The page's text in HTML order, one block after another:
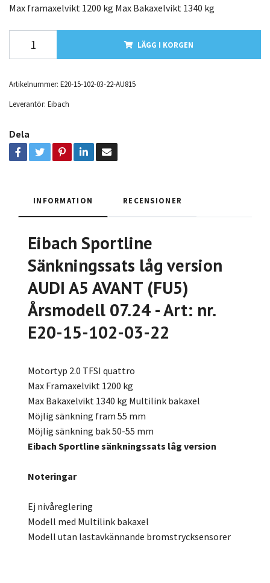
Max framaxelvikt 1200 kg Max Bakaxelvikt 1340 kg
LÄGG I KORGEN
Artikelnummer: E20-15-102-03-22-AU815
Leverantör: Eibach
Dela
INFORMATION RECENSIONER
Eibach Sportline
Sänkningssats låg version
AUDI A5 AVANT (FU5)
Årsmodell 07.24 - Art: nr.
E20-15-102-03-22
Motortyp 2.0 TFSI quattro
Max Framaxelvikt 1200 kg
Max Bakaxelvikt 1340 kg Multilink bakaxel
Möjlig sänkning fram 55 mm
Möjlig sänkning bak 50-55 mm
Eibach Sportline sänkningssats låg version
Noteringar
Ej nivåreglering
Modell med Multilink bakaxel
Modell utan lastavkännande bromstrycksensorer